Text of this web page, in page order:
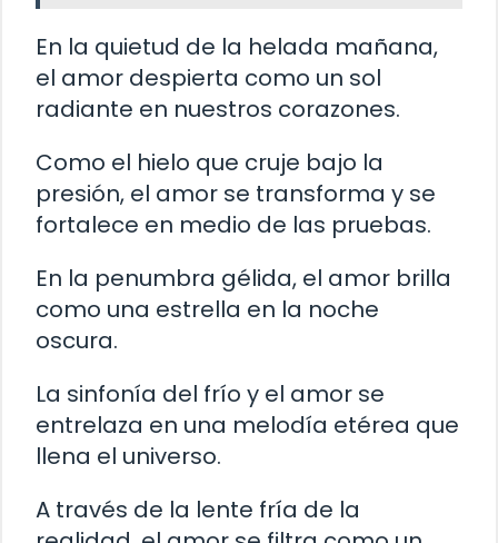
En la quietud de la helada mañana,
el amor despierta como un sol
radiante en nuestros corazones.
Como el hielo que cruje bajo la
presión, el amor se transforma y se
fortalece en medio de las pruebas.
En la penumbra gélida, el amor brilla
como una estrella en la noche
oscura.
La sinfonía del frío y el amor se
entrelaza en una melodía etérea que
llena el universo.
A través de la lente fría de la